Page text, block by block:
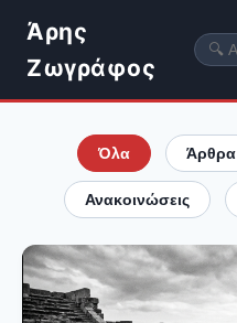
Άρης
Ζωγράφος
Όλα Άρθρα
Ανακοινώσεις